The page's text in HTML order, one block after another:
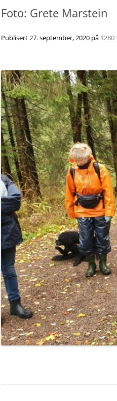
Foto: Grete Marstein
Publisert27. september, 2020 på 1280